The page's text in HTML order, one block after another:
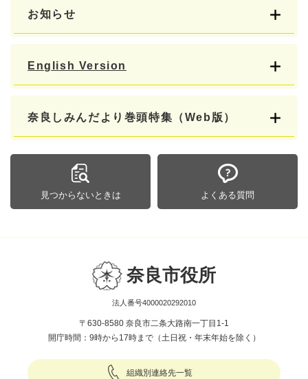
お知らせ
English Version
奈良しみんだより巻頭特集（Web版）
見つからないときは よくある質問
奈良市役所
法人番号4000020292010
〒630-8580 奈良市二条大路南一丁目1-1
開庁時間：9時から17時まで（土日祝・年末年始を除く）
組織別連絡先一覧